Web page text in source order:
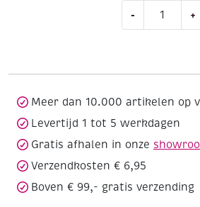
-
Wolballen/
stuks
aantal
+
Meer dan 10.000 artikelen op
Levertijd 1 tot 5 werkdagen
Gratis afhalen in onze
Verzendkosten € 6,95
Boven € 99,- gratis verzending